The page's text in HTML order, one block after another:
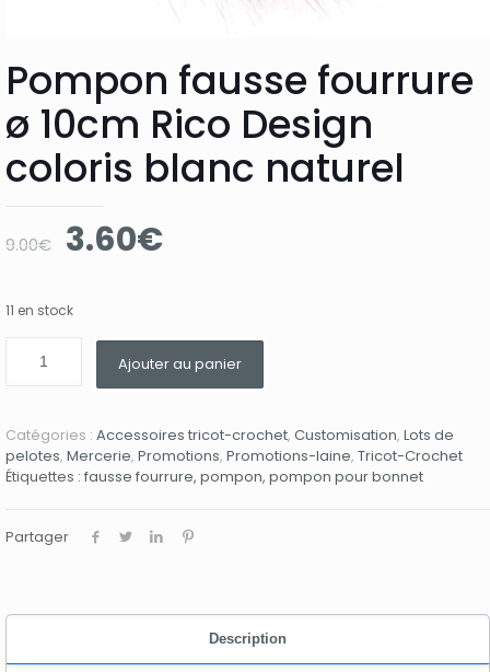
Pompon fausse fourrure
ø 10cm Rico Design
coloris blanc naturel
9.00€ Le
initial
était :
9.00€.
3.60€Le
est :
3.60€.
11 en stock
Ajouter au panier
Catégories : Accessoires tricot-crochet, Customisation, Lots de
pelotes, Mercerie, Promotions, Promotions-laine, Tricot-Crochet
Étiquettes : fausse fourrure, pompon, pompon pour bonnet
Partager
Description